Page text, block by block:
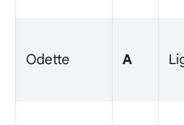
Odette A